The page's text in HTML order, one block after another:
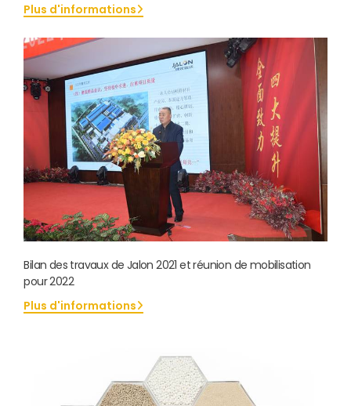
Plus d'informations
Bilan des travaux de Jalon 2021 et réunion de mobilisation
pour 2022
Plus d'informations